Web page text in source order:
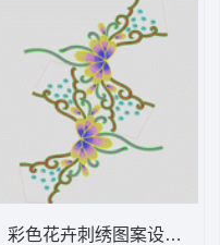
彩色花卉刺绣图案设计 衣